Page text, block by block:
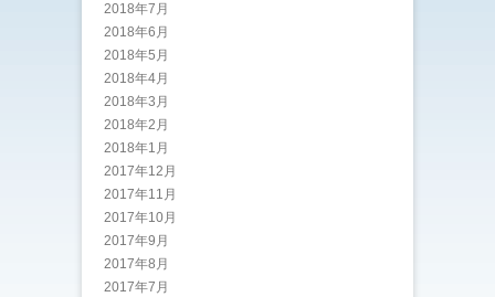
2018年7月
2018年6月
2018年5月
2018年4月
2018年3月
2018年2月
2018年1月
2017年12月
2017年11月
2017年10月
2017年9月
2017年8月
2017年7月